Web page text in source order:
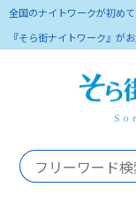
全国のナイトワークが初め
『そら街ナイトワーク』が